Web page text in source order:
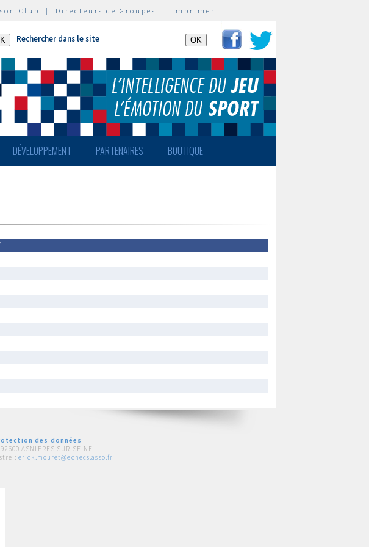
Club | Directeurs de Groupes | Imprimer
Rechercher dans le site
DÉVELOPPEMENT PARTENAIRES BOUTIQUE
des données
ASNIERES SUR SEINE
: erick.mouret@echecs.asso.fr